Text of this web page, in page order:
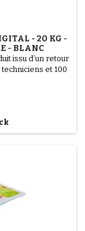
- 20 KG -
- BLANC
issu d’un retour
et 100
Digital (Blanc)
(pour peser